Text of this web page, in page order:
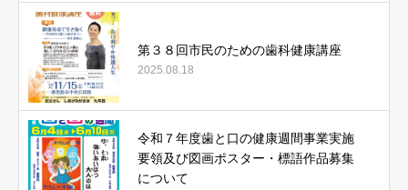
第３８回市民のための歯科健康講座
2025.08.18
令和７年度歯と口の健康週間事業実施
要領及び図画ポスター・標語作品募集
について